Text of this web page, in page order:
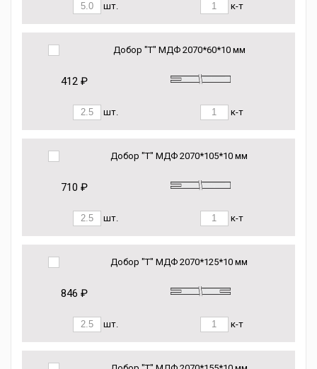
шт. к-т
Добор "Т" МДФ 2070*60*10 мм
412 ₽
шт. к-т
Добор "Т" МДФ 2070*105*10 мм
710 ₽
шт. к-т
Добор "Т" МДФ 2070*125*10 мм
846 ₽
шт. к-т